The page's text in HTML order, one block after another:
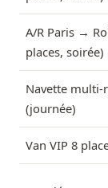
A/R Paris →
places, soirée)
Navette
(journée)
Van VIP 8